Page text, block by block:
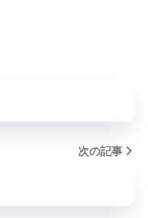
次の記事